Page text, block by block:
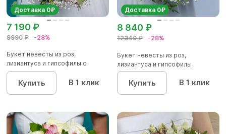
Доставка 0₽
9990 ₽ -28%
7 190 ₽
Букет невесты из роз,
лизиантуса и гипсофилы с
эвкалипт...
Купить В 1 клик
Доставка 0₽
12340 ₽ -28%
8 840 ₽
Букет невесты из роз,
лизиантуса и гипсофилы
Купить В 1 клик